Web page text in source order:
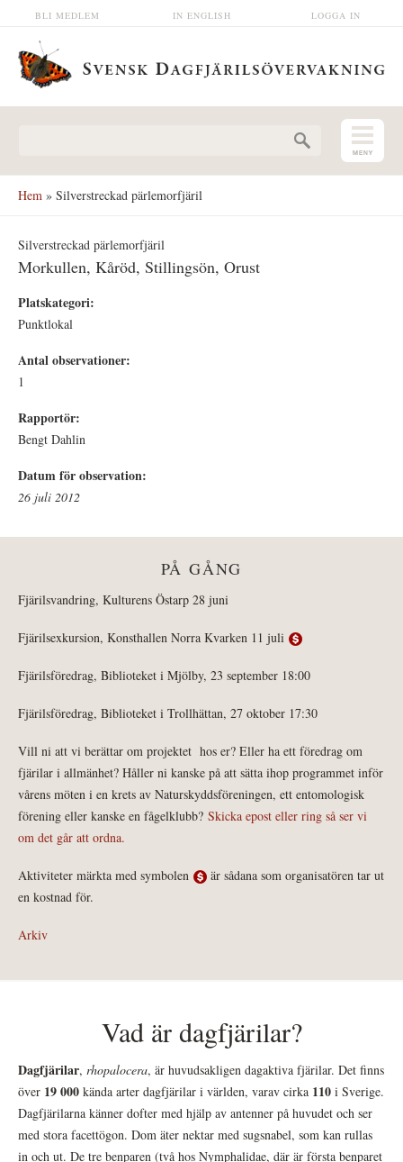
Hoppa till huvudinnehåll LOGGA IN
IN ENGLISH
BLI MEDLEM
Hem » Silverstreckad pärlemorfjäril
Silverstreckad pärlemorfjäril
Morkullen, Kåröd, Stillingsön, Orust
Platskategori:
Punktlokal
Antal observationer:
1
Rapportör:
Bengt Dahlin
Datum för observation:
26 juli 2012
PÅ GÅNG
Fjärilsvandring, Kulturens Östarp 28 juni
Fjärilsexkursion, Konsthallen Norra Kvarken 11 juli
Fjärilsföredrag, Biblioteket i Mjölby, 23 september 18:00
Fjärilsföredrag, Biblioteket i Trollhättan, 27 oktober 17:30
Vill ni att vi berättar om projektet hos er? Eller ha ett föredrag om
fjärilar i allmänhet? Håller ni kanske på att sätta ihop programmet inför
vårens möten i en krets av Naturskyddsföreningen, ett entomologisk
förening eller kanske en fågelklubb? Skicka epost eller ring så ser vi
om det går att ordna.
Aktiviteter märkta med symbolen
är sådana som organisatören tar ut
en kostnad för.
Arkiv
Vad är dagfjärilar?
Dagfjärilar, rhopalocera, är huvudsakligen dagaktiva fjärilar. Det finns
över 19 000 kända arter dagfjärilar i världen, varav cirka 110 i Sverige.
Dagfjärilarna känner dofter med hjälp av antenner på huvudet och ser
med stora facettögon. Dom äter nektar med sugsnabel, som kan rullas
in och ut. De tre benparen (två hos Nymphalidae, där är första benparet